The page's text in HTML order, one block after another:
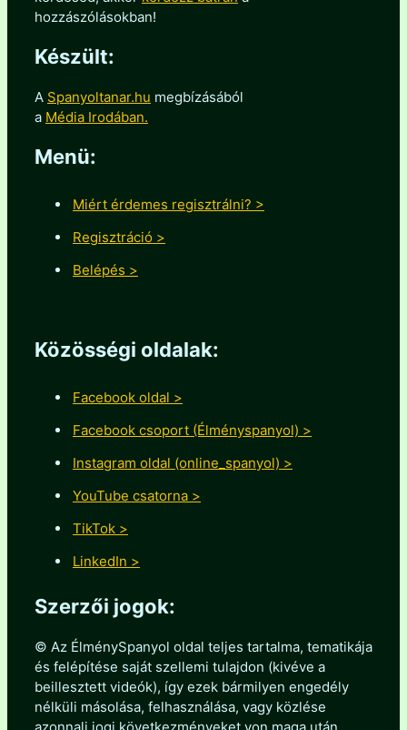
hozzászólásokban!
Készült:
A Spanyoltanar.hu megbízásából
a Média Irodában.
Menü:
Miért érdemes regisztrálni? >
Regisztráció >
Belépés >
Közösségi oldalak:
Facebook oldal >
Facebook csoport (Élményspanyol) >
Instagram oldal (online_spanyol) >
YouTube csatorna >
TikTok >
LinkedIn >
Szerzői jogok:
© Az ÉlménySpanyol oldal teljes tartalma, tematikája
és felépítése saját szellemi tulajdon (kivéve a
beillesztett videók), így ezek bármilyen engedély
nélküli másolása, felhasználása, vagy közlése